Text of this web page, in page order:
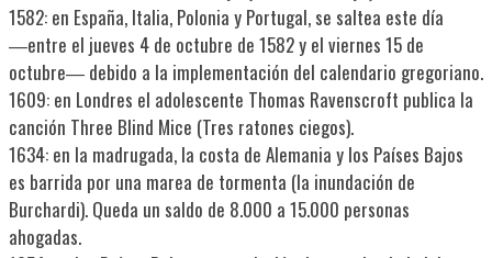
1582: en España, Italia, Polonia y Portugal, se saltea este día
―entre el jueves 4 de octubre de 1582 y el viernes 15 de
octubre― debido a la implementación del calendario gregoriano.
1609: en Londres el adolescente Thomas Ravenscroft publica la
canción Three Blind Mice (Tres ratones ciegos).
1634: en la madrugada, la costa de Alemania y los Países Bajos
es barrida por una marea de tormenta (la inundación de
Burchardi). Queda un saldo de 8.000 a 15.000 personas
ahogadas.